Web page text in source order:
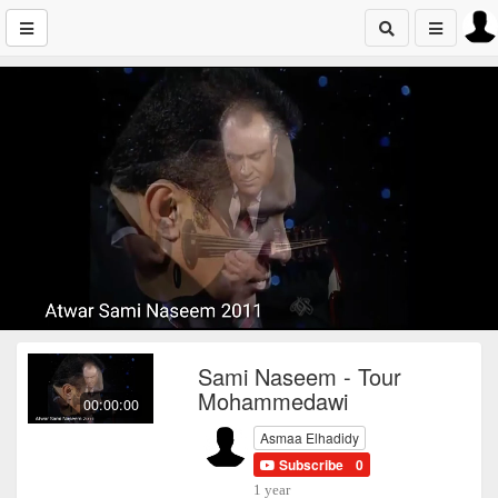
00:00:00
Sami Naseem - Tour
Mohammedawi
Asmaa Elhadidy
Subscribe 0
1 year